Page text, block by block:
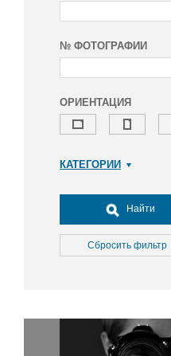
№ ФОТОГРАФИИ
ОРИЕНТАЦИЯ
КАТЕГОРИИ
Досуг, туризм и отдых
Культура
Медицина
Окружающая среда
Политика
Найти
Сбросить фильтр